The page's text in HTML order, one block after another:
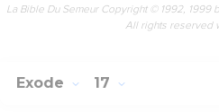
La Bible Du Semeur Copyright © 1992, 1999
All rights reserved
Exode 17